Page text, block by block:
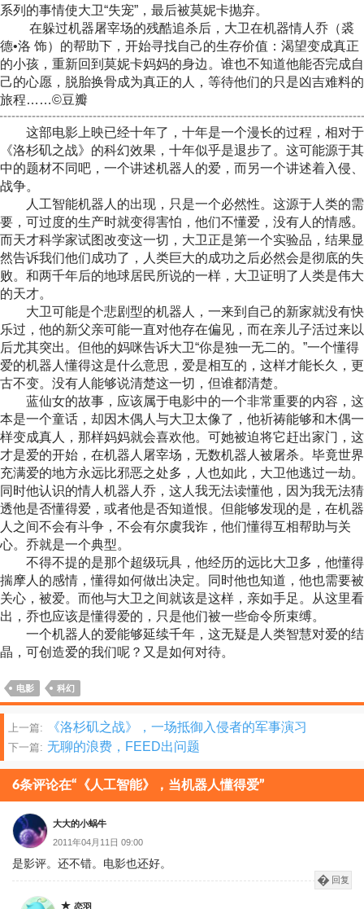
系列的事情使大卫“失宠”，最后被莫妮卡抛弃。
在躲过机器屠宰场的残酷追杀后，大卫在机器情人乔（裘
德•洛 饰）的帮助下，开始寻找自己的生存价值：渴望变成真正
的小孩，重新回到莫妮卡妈妈的身边。谁也不知道他能否完成自
己的心愿，脱胎换骨成为真正的人，等待他们的只是凶吉难料的
旅程……©豆瓣
这部电影上映已经十年了，十年是一个漫长的过程，相对于
《洛杉矶之战》的科幻效果，十年似乎是退步了。这可能源于其
中的题材不同吧，一个讲述机器人的爱，而另一个讲述着入侵、
战争。
人工智能机器人的出现，只是一个必然性。这源于人类的需
要，可过度的生产时就变得害怕，他们不懂爱，没有人的情感。
而天才科学家试图改变这一切，大卫正是第一个实验品，结果显
然告诉我们他们成功了，人类巨大的成功之后必然会是彻底的失
败。和两千年后的地球居民所说的一样，大卫证明了人类是伟大
的天才。
大卫可能是个悲剧型的机器人，一来到自己的新家就没有快
乐过，他的新父亲可能一直对他存在偏见，而在亲儿子活过来以
后尤其突出。但他的妈咪告诉大卫“你是独一无二的。”一个懂得
爱的机器人懂得这是什么意思，爱是相互的，这样才能长久，更
古不变。没有人能够说清楚这一切，但谁都清楚。
蓝仙女的故事，应该属于电影中的一个非常重要的内容，这
本是一个童话，却因木偶人与大卫太像了，他祈祷能够和木偶一
样变成真人，那样妈妈就会喜欢他。可她被迫将它赶出家门，这
才是爱的开始，在机器人屠宰场，无数机器人被屠杀。毕竟世界
充满爱的地方永远比邪恶之处多，人也如此，大卫他逃过一劫。
同时他认识的情人机器人乔，这人我无法读懂他，因为我无法猜
透他是否懂得爱，或者他是否知道恨。但能够发现的是，在机器
人之间不会有斗争，不会有尔虞我诈，他们懂得互相帮助与关
心。乔就是一个典型。
不得不提的是那个超级玩具，他经历的远比大卫多，他懂得
揣摩人的感情，懂得如何做出决定。同时他也知道，他也需要被
关心，被爱。而他与大卫之间就该是这样，亲如手足。从这里看
出，乔也应该是懂得爱的，只是他们被一些命令所束缚。
一个机器人的爱能够延续千年，这无疑是人类智慧对爱的结
晶，可创造爱的我们呢？又是如何对待。
电影 科幻
文
章
分
页
上一篇: 《洛杉矶之战》，一场抵御入侵者的军事演习
下一篇: 无聊的浪费，FEED出问题
6条评论在“《人工智能》，当机器人懂得爱”
大大的小蜗牛
2011年04月11日 09:00
是影评。还不错。电影也还好。
回复
恋羽